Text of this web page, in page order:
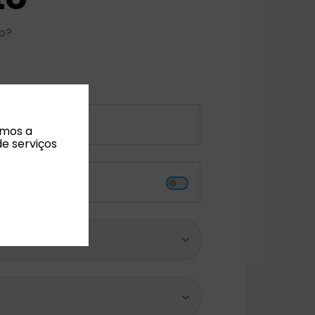
a
serviços